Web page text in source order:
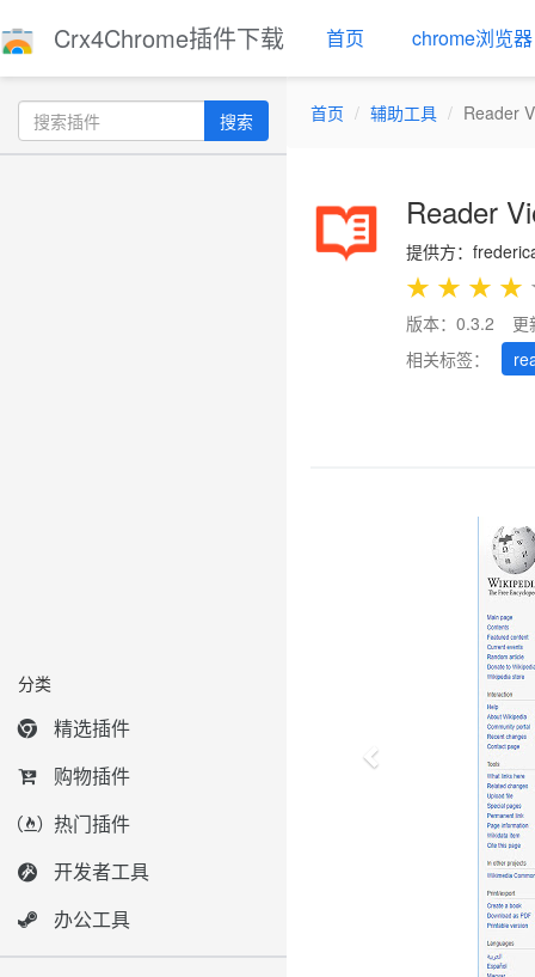
Crx4Chrome插件下载 首页 chrome浏览器
搜索
分类
精选插件
购物插件
热门插件
开发者工具
办公工具
首页 辅助工具 Reader
Reader
提供方：
★ ★ ★ ★
版本：0.3.2
更
相关标签：